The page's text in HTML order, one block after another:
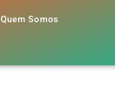
Quem Somos